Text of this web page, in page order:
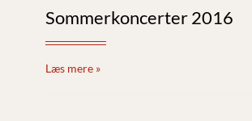
Sommerkoncerter 2016
Læs mere »